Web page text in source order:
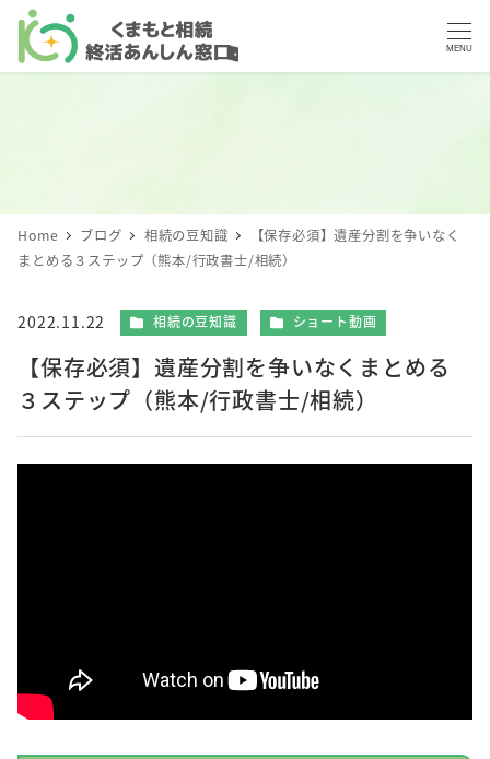
MENU
Home ブログ 相続の豆知識
【保存必須】遺産分割を争いなく
まとめる３ステップ（熊本/行政書士/相続）
【保存必須】遺産分割を争いなくまとめる
３ステップ（熊本/行政書士/相続）
投稿日
2022.11.22 カテゴリー
相続の豆知識 カテゴリー
ショート動画